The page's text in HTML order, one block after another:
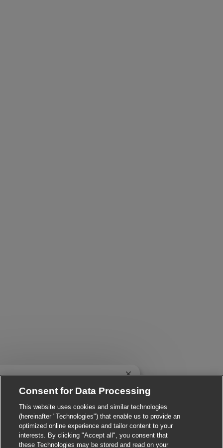
Consent for Data Processing
This website uses cookies and similar technologies
(hereinafter "Technologies") that enable us to provide an
optimized online experience and tailor content to your
interests. By clicking "Accept all", you consent that
these Technologies may be stored and read on your
you interested in this job? Close chatbot notification
interested Find similar jobs